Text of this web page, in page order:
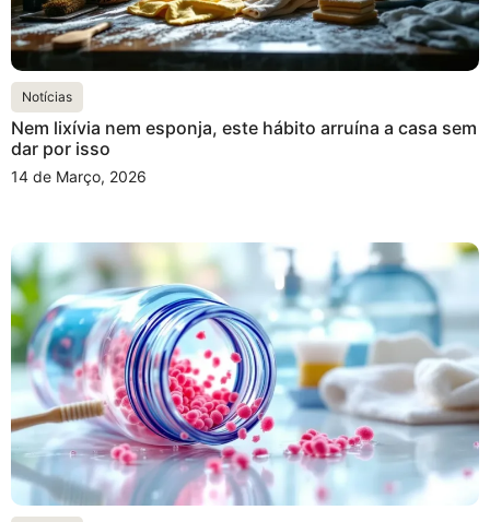
Notícias
Nem lixívia nem esponja, este hábito arruína a casa sem
dar por isso
14 de Março, 2026